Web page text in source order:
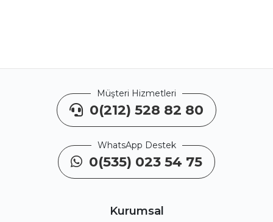
Müşteri Hizmetleri
0(212) 528 82 80
WhatsApp Destek
0(535) 023 54 75
Kurumsal